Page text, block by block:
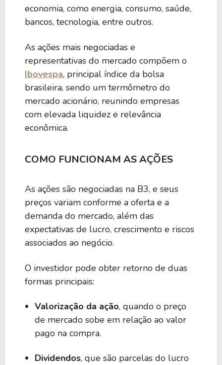
economia, como energia, consumo, saúde,
bancos, tecnologia, entre outros.
As ações mais negociadas e
representativas do mercado compõem o
Ibovespa, principal índice da bolsa
brasileira, sendo um termômetro do
mercado acionário, reunindo empresas
com elevada liquidez e relevância
econômica.
COMO FUNCIONAM AS AÇÕES
As ações são negociadas na B3, e seus
preços variam conforme a oferta e a
demanda do mercado, além das
expectativas de lucro, crescimento e riscos
associados ao negócio.
O investidor pode obter retorno de duas
formas principais:
Valorização da ação, quando o preço
de mercado sobe em relação ao valor
pago na compra.
Dividendos, que são parcelas do lucro